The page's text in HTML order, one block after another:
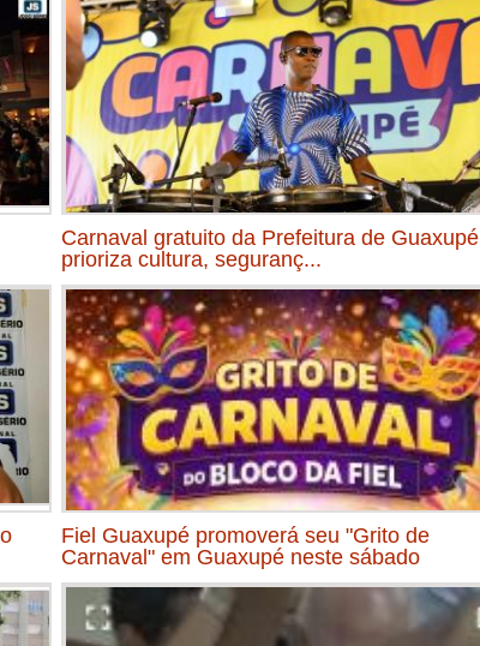
Carnaval gratuito da Prefeitura de Guaxupé
prioriza cultura, seguranç...
Fiel Guaxupé promoverá seu "Grito de
Carnaval" em Guaxupé neste sábado